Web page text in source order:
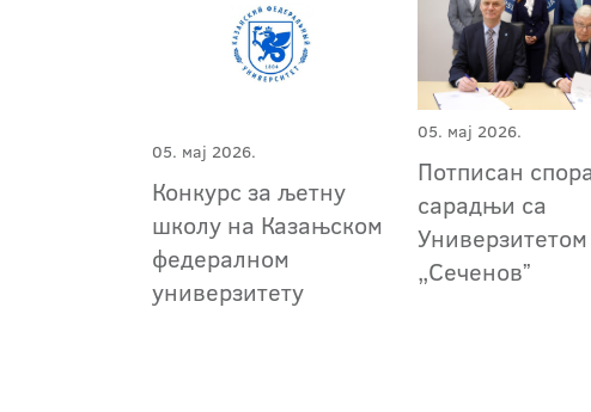
05. мај 2026.
Конкурс за љетну
школу на Казањском
федералном
универзитету
05. мај 2026.
Потписан
сарадњи са
Универзитетом
„Сеченовˮ